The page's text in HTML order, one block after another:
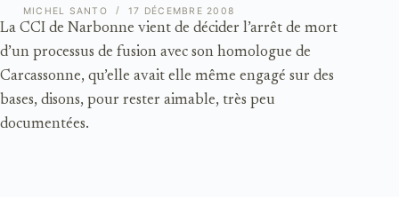
La CCI de Narbonne vient de décider l’arrêt de mort
d’un processus de fusion avec son homologue de
Carcassonne, qu’elle avait elle même engagé sur des
bases, disons, pour rester aimable, très peu
documentées.
MICHEL SANTO 17 DÉCEMBRE 2008